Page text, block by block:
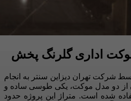
اداری گلرنگ پخش
در سال 1399 و توسط شرکت تهران دیزاین سنتر به انجام
دو مدل موکت، یکی طوسی ساده و
شده است. متراژ این پروژه حدود